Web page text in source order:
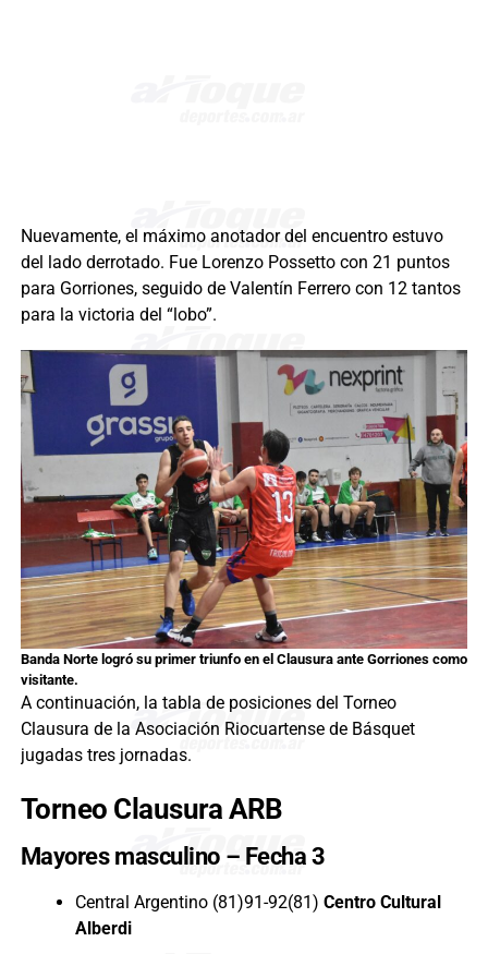
Nuevamente, el máximo anotador del encuentro estuvo
del lado derrotado. Fue Lorenzo Possetto con 21 puntos
para Gorriones, seguido de Valentín Ferrero con 12 tantos
para la victoria del “lobo”.
Banda Norte logró su primer triunfo en el Clausura ante Gorriones como
visitante.
A continuación, la tabla de posiciones del Torneo
Clausura de la Asociación Riocuartense de Básquet
jugadas tres jornadas.
Torneo Clausura ARB
Mayores masculino – Fecha3
Central Argentino (81)91-92(81) Centro Cultural
Alberdi